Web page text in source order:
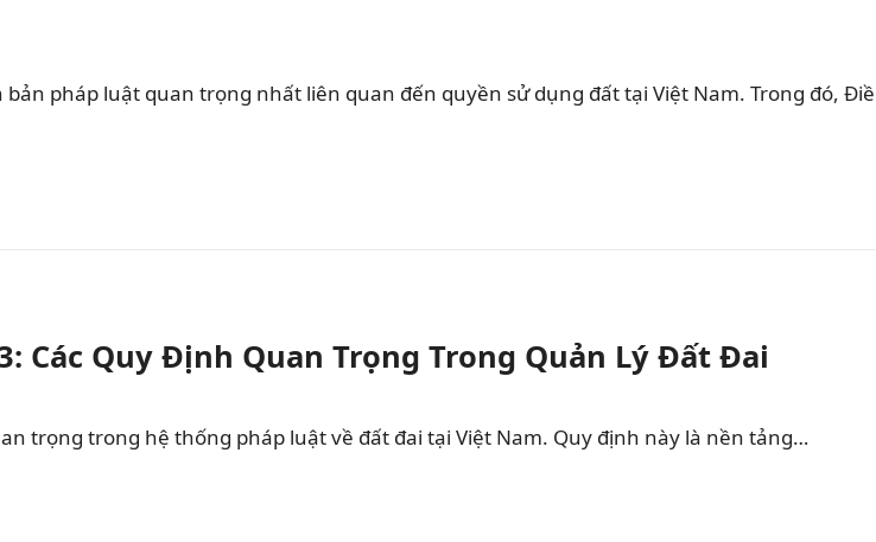
pháp luật quan trọng nhất liên quan đến quyền sử dụng đất tại Việt Nam. Trong đó,
Các Quy Định Quan Trọng Trong Quản Lý Đất Đai
trọng trong hệ thống pháp luật về đất đai tại Việt Nam. Quy định này là nền tảng…